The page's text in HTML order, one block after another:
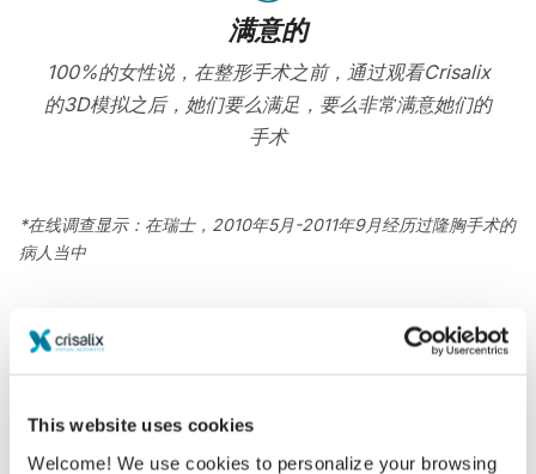
This website uses cookies
Welcome! We use cookies to personalize your browsing
满意的
100%的女性说，在整形手术之前，通过观看Crisalix
的3D模拟之后，她们要么满足，要么非常满意她们的
手术
*在线调查显示：在瑞士，2010年5月-2011年9月经历过隆胸手术的
病人当中